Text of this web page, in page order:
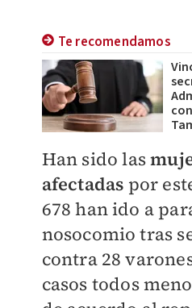
Te recomendamos
Han sido las
afectadas por
678 han ido a
nosocomio tras
contra 28
casos todos